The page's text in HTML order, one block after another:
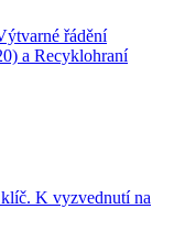
řádění
a Recyklohraní
K vyzvednutí na